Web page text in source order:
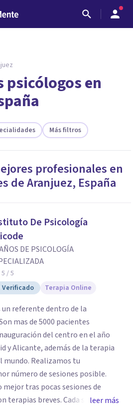
para encontrar el
preguntas y te ofreceremos
psicólogos en
Más filtros
profesionales en
deAranjuez, España
De Psicología
DE PSICOLOGÍA
5 / 5
Verificado
Terapia Online
referente dentro de la
mas de 5000 pacientes
del centro en el año
y Alicante, además de la terapia
tu
número de sesiones posible.
tras pocas sesiones de
terapias breves. Cada sesión de
leer más